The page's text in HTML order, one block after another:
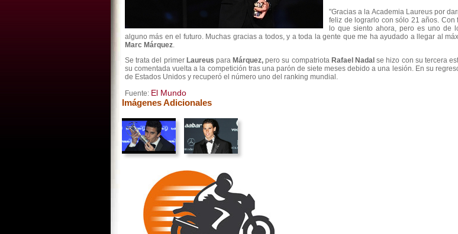
"Gracias a la Academia Laureus por
feliz de lograrlo con sólo 21 años. Con
lo que siento ahora, pero es uno de
alguno más en el futuro. Muchas gracias a todos, y a toda la gente que me ha ayudado a llegar al
Marc Márquez.
Se trata del primer Laureus para Márquez,pero su compatriota Rafael Nadal se hizo con su tercera
su comentada vuelta a la competición tras una parón de siete meses debido a una lesión. En su
de Estados Unidos y recuperó el número uno del ranking mundial.
Fuente: El Mundo
Imágenes Adicionales